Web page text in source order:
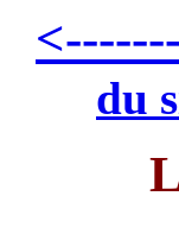
<-------
du